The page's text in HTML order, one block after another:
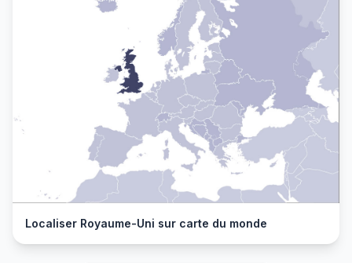
Localiser Royaume-Uni sur carte du monde